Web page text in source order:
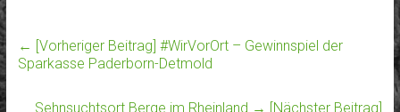
← [Vorheriger Beitrag] #WirVorOrt – Gewinnspiel der
Sparkasse Paderborn-Detmold
Sehnsuchtsort Berge im Rheinland → [Nächster Beitrag]